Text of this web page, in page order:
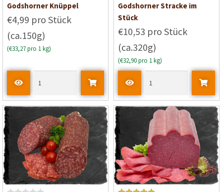
B
w
e
r
i
t
0
o
n
Godshorner Knüppel
€4,99 pro Stück
(ca.150g)
(€33,27 pro 1 kg)
B
e
e
r
t
e
i
t
0
o
n
5
Godshorner Stracke im
Stück
€10,53 pro Stück
(ca.320g)
(€32,90 pro 1 kg)